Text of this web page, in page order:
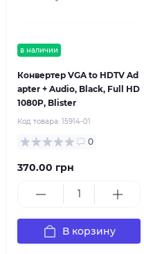
в наличии
Конвертер VGA to HDTV Ad
apter + Audio, Black, Full HD
1080P, Blister
Код товара: 15914-01
0
370.00 грн
В корзину